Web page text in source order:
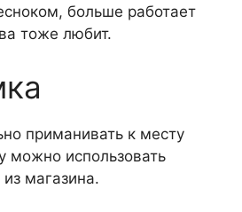
больше работает
тоже любит.
приманивать к месту
можно использовать
магазина.